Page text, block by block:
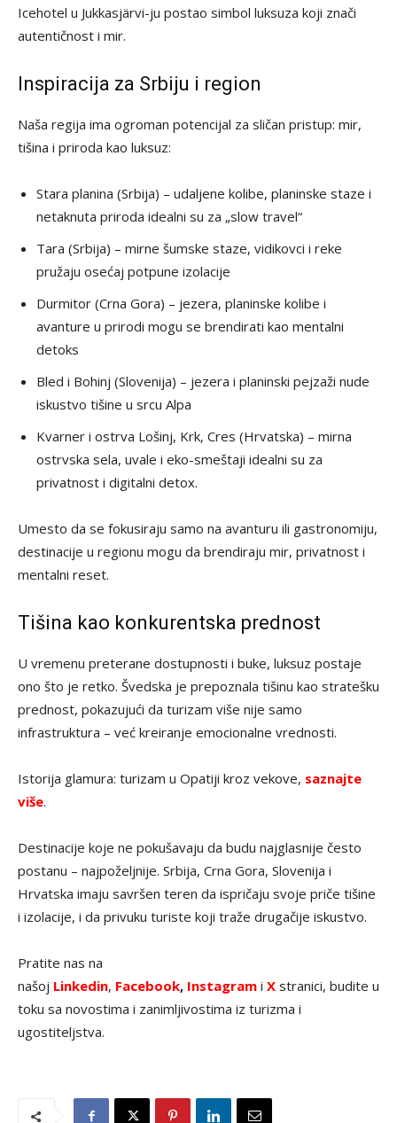
Icehotel u Jukkasjärvi-ju postao simbol luksuza koji znači
autentičnost i mir.
Inspiracija za Srbiju i region
Naša regija ima ogroman potencijal za sličan pristup: mir,
tišina i priroda kao luksuz:
Stara planina (Srbija) – udaljene kolibe, planinske staze i
netaknuta priroda idealni su za „slow travel“
Tara (Srbija) – mirne šumske staze, vidikovci i reke
pružaju osećaj potpune izolacije
Durmitor (Crna Gora) – jezera, planinske kolibe i
avanture u prirodi mogu se brendirati kao mentalni
detoks
Bled i Bohinj (Slovenija) – jezera i planinski pejzaži nude
iskustvo tišine u srcu Alpa
Kvarner i ostrva Lošinj, Krk, Cres (Hrvatska) – mirna
ostrvska sela, uvale i eko-smeštaji idealni su za
privatnost i digitalni detox.
Umesto da se fokusiraju samo na avanturu ili gastronomiju,
destinacije u regionu mogu da brendiraju mir, privatnost i
mentalni reset.
Tišina kao konkurentska prednost
U vremenu preterane dostupnosti i buke, luksuz postaje
ono što je retko. Švedska je prepoznala tišinu kao stratešku
prednost, pokazujući da turizam više nije samo
infrastruktura – već kreiranje emocionalne vrednosti.
Istorija glamura: turizam u Opatiji kroz vekove, saznajte
više.
Destinacije koje ne pokušavaju da budu najglasnije često
postanu – najpoželjnije. Srbija, Crna Gora, Slovenija i
Hrvatska imaju savršen teren da ispričaju svoje priče tišine
i izolacije, i da privuku turiste koji traže drugačije iskustvo.
Pratite nas na
našoj Linkedin, Facebook, Instagram i X stranici, budite u
toku sa novostima i zanimljivostima iz turizma i
ugostiteljstva.